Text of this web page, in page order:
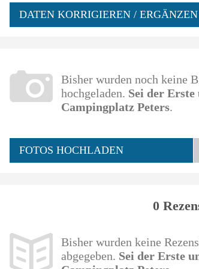
DATEN KORRIGIEREN / ERGÄNZEN
Bisher wurden noch keine
hochgeladen. Sei der
Campingplatz Peters.
FOTOS HOCHLADEN
0
Bisher wurden keine
abgegeben. Sei der Erste